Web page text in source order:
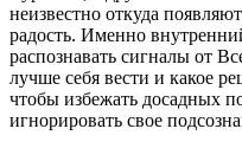
неизвестно откуда
радость. Именно
распознавать сигналы от
лучше себя вести и какое
чтобы избежать досадных
игнорировать свое